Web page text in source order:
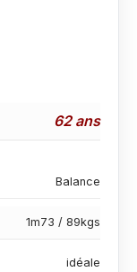
62 ans
Balance
1m73 / 89kgs
idéale